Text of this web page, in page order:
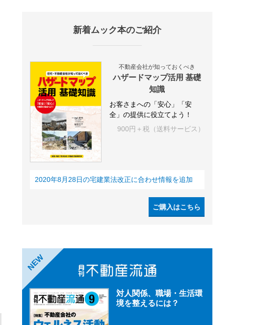
新着ムック本のご紹介
不動産会社が知っておくべき
ハザードマップ活用 基礎
知識
お客さまへの「安心」「安
全」の提供に役立てよう！
900円＋税（送料サービス）
2020年8月28日の宅建業法改正に合わせ情報を追加
ご購入はこちら
NEW
対人関係、職場・生活環
境を整えるには？